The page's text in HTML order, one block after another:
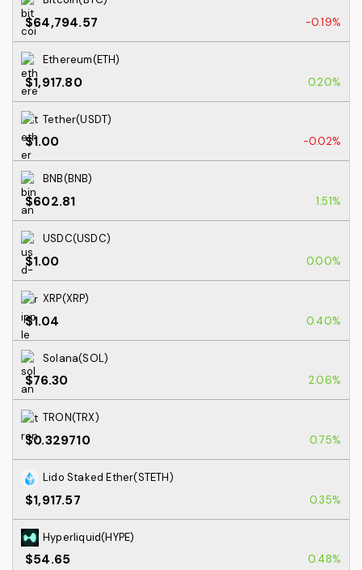
$64,794.57 -0.19%
Ethereum(ETH)
$1,917.80 0.20%
Tether(USDT)
$1.00 -0.02%
BNB(BNB)
$602.81 1.51%
USDC(USDC)
$1.00 0.00%
XRP(XRP)
$1.04 0.40%
Solana(SOL)
$76.30 2.06%
TRON(TRX)
$0.329710 0.75%
Lido Staked Ether(STETH)
$1,917.57 0.35%
Hyperliquid(HYPE)
$54.65 0.48%